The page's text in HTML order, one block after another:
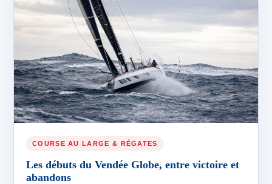
COURSE AU LARGE & RÉGATES
Les débuts du Vendée Globe, entre victoire et
abandons